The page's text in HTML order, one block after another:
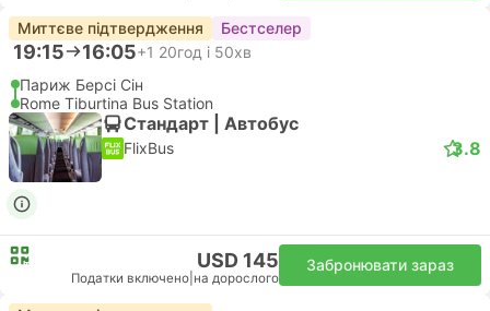
Миттєве підтвердження Бестселер
19:15 16:05+1 20год і 50хв
Париж Берсі Сін
Rome Tiburtina Bus Station
Стандарт | Автобус
FlixBus 3.8
USD 145
Податки включено на дорослого
Забронювати зараз